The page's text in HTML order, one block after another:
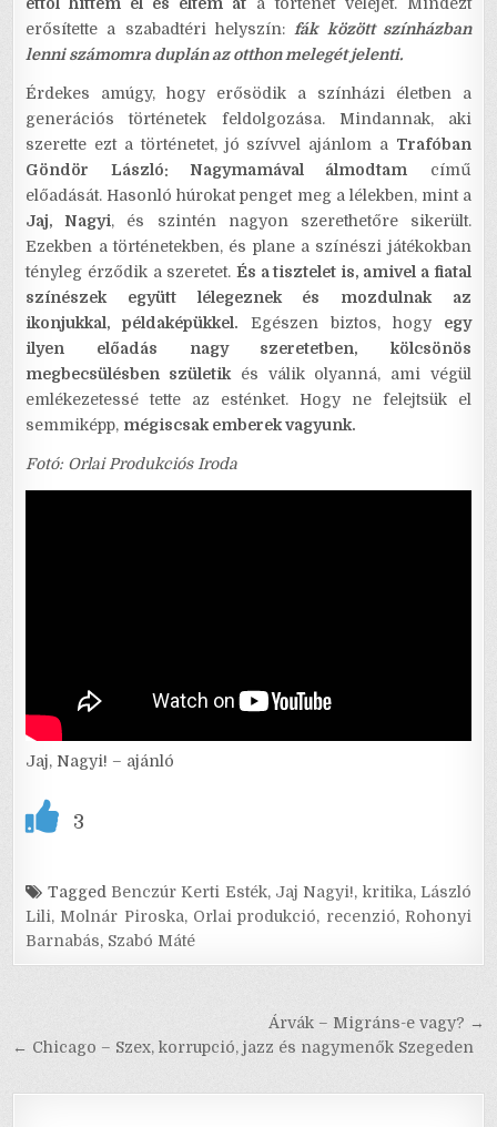
ettől hittem el és éltem áta történet velejét. Mindezt
erősítette a szabadtéri helyszín:fák között színházban
lenni számomra duplán az otthon melegét jelenti.
Érdekes amúgy, hogy erősödik a színházi életben a
generációs történetek feldolgozása. Mindannak, aki
szerette ezt a történetet, jó szívvel ajánlom a Trafóban
Göndör László: Nagymamával álmodtam című
előadását. Hasonló húrokat penget meg a lélekben, mint a
Jaj, Nagyi, és szintén nagyon szerethetőre sikerült.
Ezekben a történetekben, és plane a színészi játékokban
tényleg érződik a szeretet. És a tisztelet is, amivel a fiatal
színészek együtt lélegeznek és mozdulnak az
ikonjukkal, példaképükkel. Egészen biztos, hogy egy
ilyen előadás nagy szeretetben, kölcsönös
megbecsülésben születikés válik olyanná, ami végül
emlékezetessé tette az esténket. Hogy ne felejtsük el
semmiképp, mégiscsak emberek vagyunk.
Fotó: Orlai Produkciós Iroda
Jaj, Nagyi! – ajánló
3
Tagged Benczúr Kerti Esték, Jaj Nagyi!, kritika, László
Lili, Molnár Piroska, Orlai produkció, recenzió, Rohonyi
Barnabás, Szabó Máté
navigáció
Árvák – Migráns-e vagy? →
← Chicago – Szex, korrupció, jazz és nagymenők Szegeden